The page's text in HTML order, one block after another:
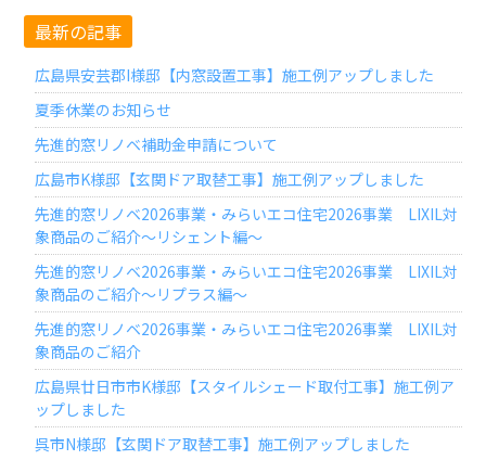
最新の記事
広島県安芸郡I様邸【内窓設置工事】施工例アップしました
夏季休業のお知らせ
先進的窓リノベ補助金申請について
広島市K様邸【玄関ドア取替工事】施工例アップしました
先進的窓リノベ2026事業・みらいエコ住宅2026事業 LIXIL対
象商品のご紹介～リシェント編～
先進的窓リノベ2026事業・みらいエコ住宅2026事業 LIXIL対
象商品のご紹介～リプラス編～
先進的窓リノベ2026事業・みらいエコ住宅2026事業 LIXIL対
象商品のご紹介
広島県廿日市市K様邸【スタイルシェード取付工事】施工例ア
ップしました
呉市N様邸【玄関ドア取替工事】施工例アップしました